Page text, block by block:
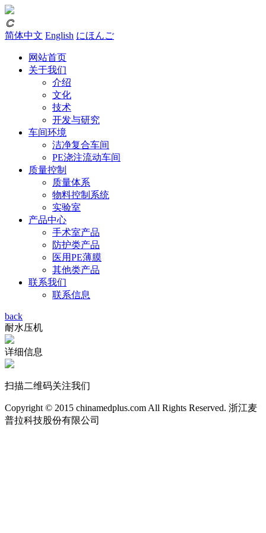
𐃗
简体中文 English にほんご
网站首页
关于我们
介绍
文化
技术
开发与研究
车间环境
洁净复合车间
PE浇注流动车间
质量控制
质量体系
物料控制系统
实验室
产品中心
手术室产品
防护类产品
医用PE薄膜
其他类产品
联系我们
联系信息
back
耐水压机
详细信息
扫描二维码关注我们
Copyright © 2015 chinamedplus.com All Rights Reserved. 浙江麦
普拉科技股份有限公司